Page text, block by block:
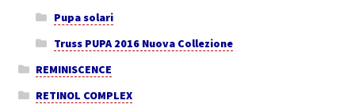
Pupa solari
Truss PUPA 2016 Nuova Collezione
REMINISCENCE
RETINOL COMPLEX